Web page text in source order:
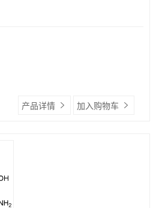
产品详情 加入购物车